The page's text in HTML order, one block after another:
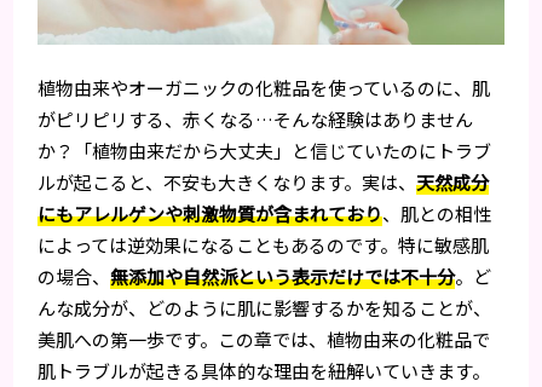
植物由来やオーガニックの化粧品を使っているのに、肌
がピリピリする、赤くなる…そんな経験はありません
か？「植物由来だから大丈夫」と信じていたのにトラブ
ルが起こると、不安も大きくなります。実は、天然成分
にもアレルゲンや刺激物質が含まれており、肌との相性
によっては逆効果になることもあるのです。特に敏感肌
の場合、無添加や自然派という表示だけでは不十分。ど
んな成分が、どのように肌に影響するかを知ることが、
美肌への第一歩です。この章では、植物由来の化粧品で
肌トラブルが起きる具体的な理由を紐解いていきます。